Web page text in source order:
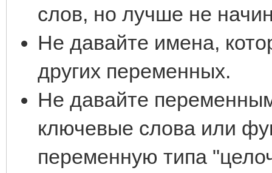
слов, но лучше не
Не давайте имена,
других переменных.
Не давайте
ключевые слова или
переменную типа